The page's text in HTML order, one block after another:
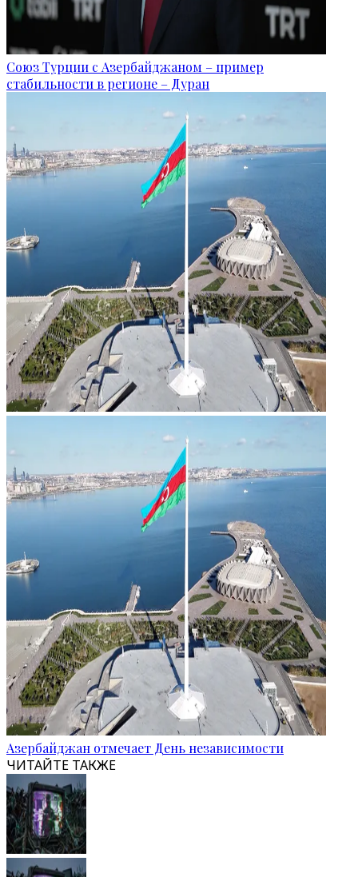
Союз Турции с Азербайджаном – пример
стабильности в регионе – Дуран
Азербайджан отмечает День независимости
ЧИТАЙТЕ ТАКЖЕ